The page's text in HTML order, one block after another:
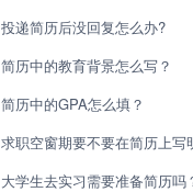
投递简历后没回复怎么办?
简历中的教育背景怎么写？
简历中的GPA怎么填？
大学生去实习需要准备简历吗